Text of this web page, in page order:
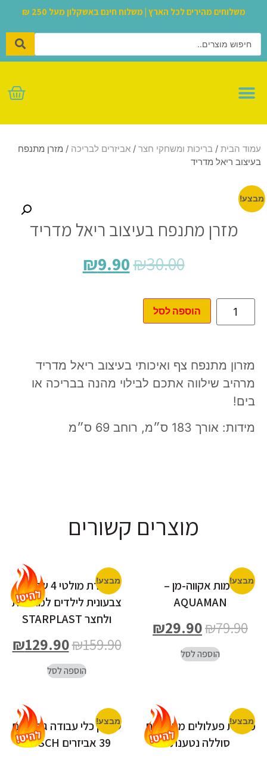
משלוחים מהירים לכל הארץ | משלוח חינם באשקלון מעל 250 ₪
עמוד הבית / בריכות ומשחקי חצר / אביזרים לבריכה / מזרן מתנפח
בעיצוב ריאל מדריד
מבצע!
מזרן מתנפח בעיצוב ריאל מדריד
₪30.00
₪9.90
הוספה לסל
מזרון מתנפח צף ואיכותי בעיצוב ריאל מדריד
מרהיב שילווה אתכם לבילוי מהנה בבריכה או
בים!
מידות: אורך 183 ס״מ, רוחב 69 ס״מ
מוצרים קשורים
מבצע!דמות אקווה-מן –
AQUAMAN
₪79.90
₪29.90
הוספה לסל
מבצע!
נדנדת מולטי 4 שלבים
צבעונית לילדים למרפסת
ולחצר STARPLAST
₪159.90
₪129.90
הוספה לסל
מבצע!
מכונית פעלולים מתהפכת
סוללה נטענת
מבצע!
שולחן כלי עבודה גדול עם
39 אביזרים BOSCH